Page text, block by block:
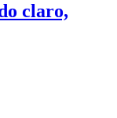
claro,